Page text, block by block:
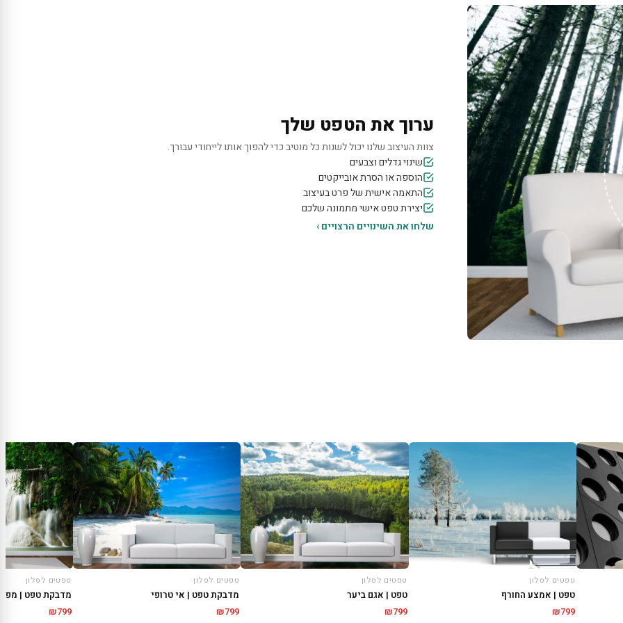
ערוך את הטפט שלך
צוות העיצוב שלנו יכול לשנות כל מוטיב כדי להפוך אותו לייחודי עבורך.
שינוי גדלים וצבעים
הוספה או הסרת אובייקטים
התאמה אישית של פרט בעיצוב
יצירת טפט אישי מתמונה שלכם
שלחו את השינויים הרצויים ›
טפטים לסלון
טפט | אמצע החורף
₪799
טפטים לסלון
טפט | אגם ביער
₪799
טפטים לסלון
מדבקת טפט | אי טרופי
₪799
טפטים לסלון
מדבקת טפט | מפל
₪799